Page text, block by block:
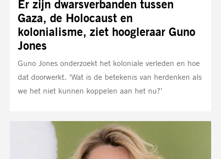
Er zijn dwarsverbanden tussen
Gaza, de Holocaust en
kolonialisme, ziet hoogleraar Guno
Jones
Guno Jones onderzoekt het koloniale verleden en hoe
dat doorwerkt. ‘Wat is de betekenis van herdenken als
we het niet kunnen koppelen aan het nu?’